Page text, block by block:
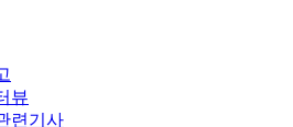
뷰
련기사